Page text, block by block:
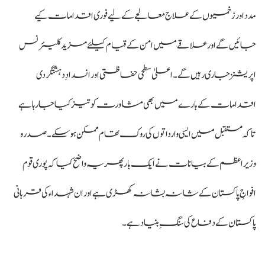
مدد اور زخمیوں کے علاج معالجے کے لیے فوری اقدامات کیے
جائیں گے اور علاقے میں امن کے قیام کیلئے مزید کلیئرنس
اپریشنز جاری رہیں گے۔ اعلیٰ سطحی حفاظتی اور انسدادِ دہشتگردی
اقدامات کے بارے میں بھی مشاورت کو تیز کیا جا رہا ہے
تاکہ مستقبل میں ایسی وارداتوں کی روک تھام ممکن ہو سکے۔ صدر و
وزیراعظم کے بیانات نے ایک بار پھر یہ واضح کیا کہ پوری قوم
افواجِ پاکستان کے شانہ بشانہ کھڑی ہے اور ان شہداء کی قربانی
پاکستان کے دفاع کی سنگِ بنیاد ہے۔